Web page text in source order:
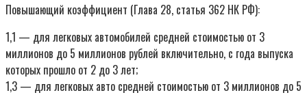
Повышающий коэффициент (Глава 28, статья 362 НК РФ):
1,1 — для легковых автомобилей средней стоимостью от 3
миллионов до 5 миллионов рублей включительно, с года выпуска
которых прошло от 2 до 3 лет;
1,3 — для легковых авто средней стоимостью от 3 миллионов до 5